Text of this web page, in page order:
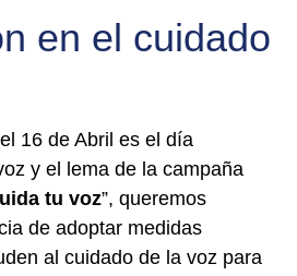
en el cuidado
16 de Abril es el día
y el lema de la campaña
tu voz”, queremos
de adoptar medidas
al cuidado de la voz para